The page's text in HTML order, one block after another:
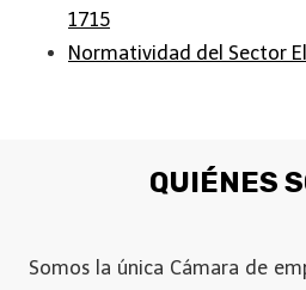
1715
Normatividad del Sector
QUIÉNES
Somos la única Cámara de